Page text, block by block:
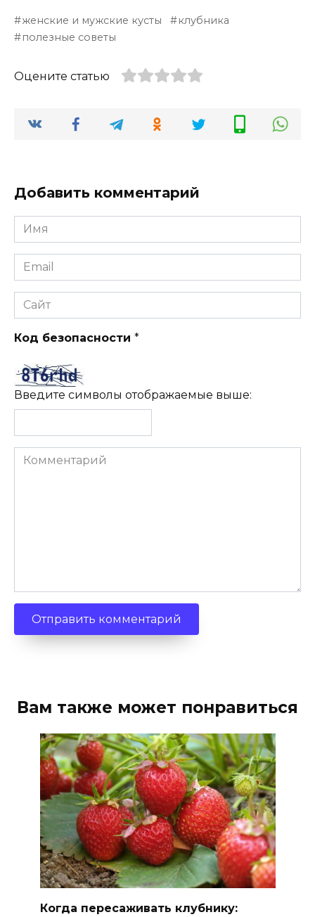
женские и мужские кусты
клубника
полезные советы
Оцените статью
Добавить комментарий
Имя
*
Email
*
Сайт
Код безопасности *
Введите символы отображаемые выше:
Комментарий
Вам также может понравиться
Когда пересаживать клубнику: